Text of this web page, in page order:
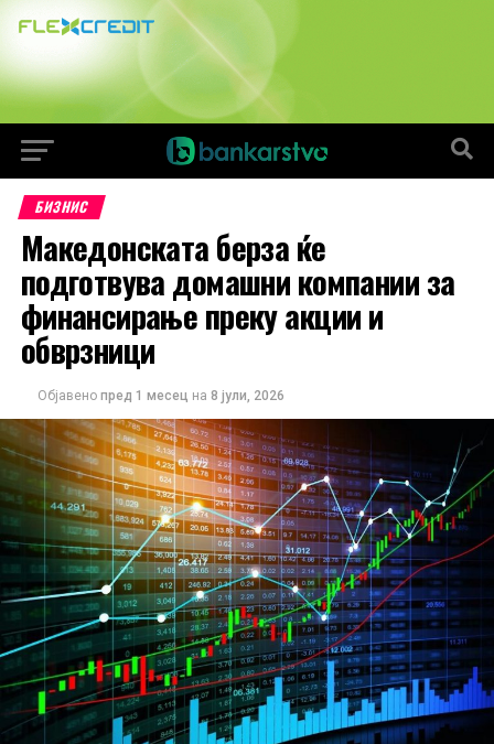
БИЗНИС
Македонската берза ќе
подготвува домашни компании за
финансирање преку акции и
обврзници
Објавено пред 1 месец на 8 јули, 2026